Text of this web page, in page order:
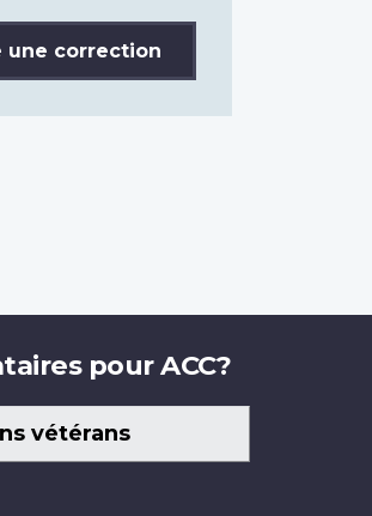
une correction
pour ACC?
vétérans